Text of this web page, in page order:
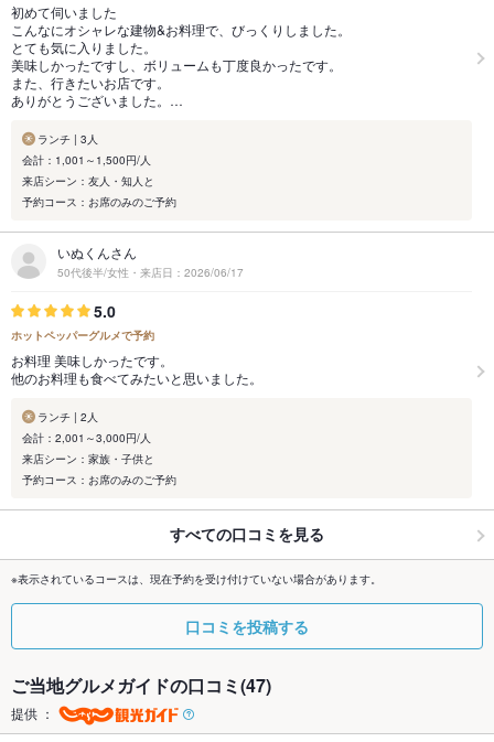
初めて伺いました
こんなにオシャレな建物&お料理で、びっくりしました。
とても気に入りました。
美味しかったですし、ボリュームも丁度良かったです。
また、行きたいお店です。
ありがとうございました。…
ランチ | 3人
会計：1,001～1,500円/人
来店シーン：友人・知人と
予約コース：お席のみのご予約
いぬくんさん
50代後半/女性・来店日：2026/06/17
5.0
ホットペッパーグルメで予約
お料理 美味しかったです。
他のお料理も食べてみたいと思いました。
ランチ | 2人
会計：2,001～3,000円/人
来店シーン：家族・子供と
予約コース：お席のみのご予約
すべての口コミを見る
※表示されているコースは、現在予約を受け付けていない場合があります。
口コミを投稿する
ご当地グルメガイドの口コミ(47)
提供 ：